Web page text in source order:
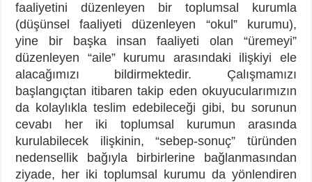
faaliyetini düzenleyen bir toplumsal kurumla
(düşünsel faaliyeti düzenleyen “okul” kurumu),
yine bir başka insan faaliyeti olan “üremeyi”
düzenleyen “aile” kurumu arasındaki ilişkiyi ele
alacağımızı bildirmektedir. Çalışmamızı
başlangıçtan itibaren takip eden okuyucularımızın
da kolaylıkla teslim edebileceği gibi, bu sorunun
cevabı her iki toplumsal kurumun arasında
kurulabilecek ilişkinin, “sebep-sonuç” türünden
nedensellik bağıyla birbirlerine bağlanmasından
ziyade, her iki toplumsal kurumu da yönlendiren